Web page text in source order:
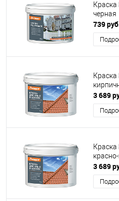
черная
739
3 689
3 689